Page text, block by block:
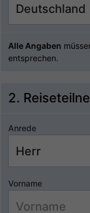
Alle Angaben
entsprechen.
2.
Anrede
Vorname